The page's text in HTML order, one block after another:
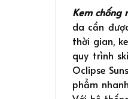
Kem chống
da cần
thời gian,
quy trình
Oclipse
phẩm